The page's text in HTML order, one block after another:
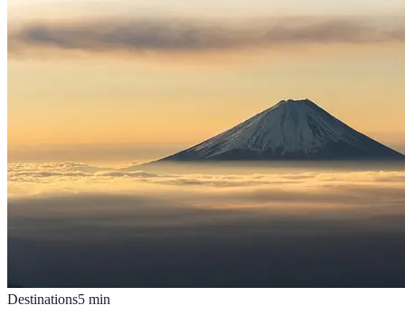
Destinations5 min